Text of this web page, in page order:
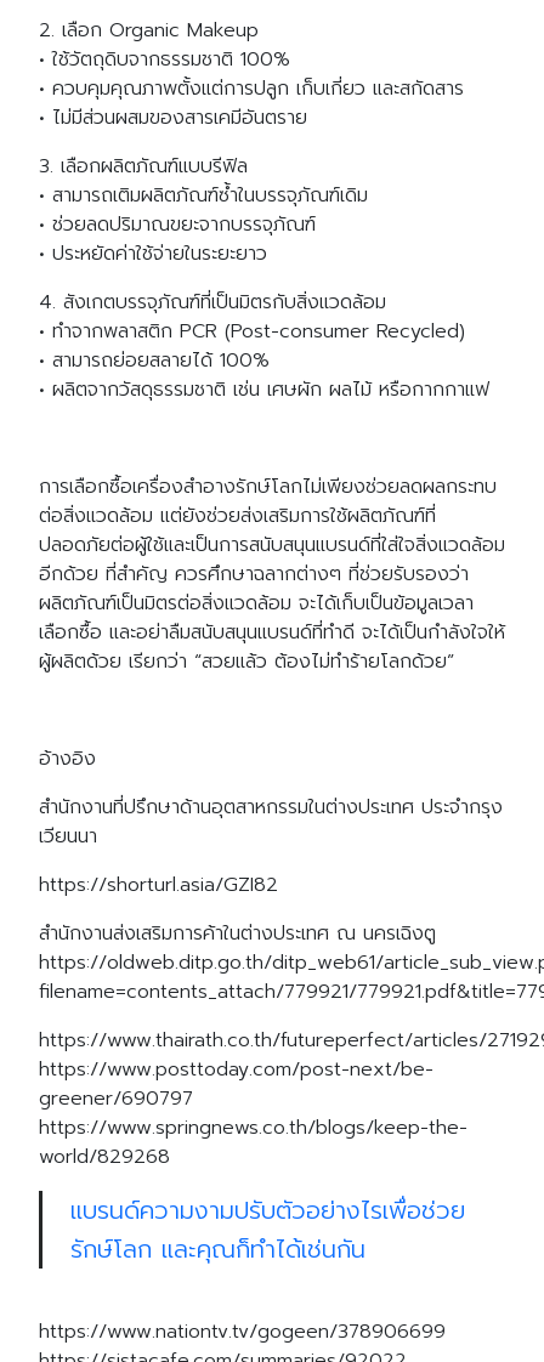
2. เลือก Organic Makeup
• ใช้วัตถุดิบจากธรรมชาติ 100%
• ควบคุมคุณภาพตั้งแต่การปลูก เก็บเกี่ยว และสกัดสาร
• ไม่มีส่วนผสมของสารเคมีอันตราย
3. เลือกผลิตภัณฑ์แบบรีฟิล
• สามารถเติมผลิตภัณฑ์ซ้ำในบรรจุภัณฑ์เดิม
• ช่วยลดปริมาณขยะจากบรรจุภัณฑ์
• ประหยัดค่าใช้จ่ายในระยะยาว
4. สังเกตบรรจุภัณฑ์ที่เป็นมิตรกับสิ่งแวดล้อม
• ทำจากพลาสติก PCR (Post-consumer Recycled)
• สามารถย่อยสลายได้ 100%
• ผลิตจากวัสดุธรรมชาติ เช่น เศษผัก ผลไม้ หรือกากกาแฟ
การเลือกซื้อเครื่องสำอางรักษ์โลกไม่เพียงช่วยลดผลกระทบ
ต่อสิ่งแวดล้อม แต่ยังช่วยส่งเสริมการใช้ผลิตภัณฑ์ที่
ปลอดภัยต่อผู้ใช้และเป็นการสนับสนุนแบรนด์ที่ใส่ใจสิ่งแวดล้อม
อีกด้วย ที่สำคัญ ควรศึกษาฉลากต่างๆ ที่ช่วยรับรองว่า
ผลิตภัณฑ์เป็นมิตรต่อสิ่งแวดล้อม จะได้เก็บเป็นข้อมูลเวลา
เลือกซื้อ และอย่าลืมสนับสนุนแบรนด์ที่ทำดี จะได้เป็นกำลังใจให้
ผู้ผลิตด้วย เรียกว่า “สวยแล้ว ต้องไม่ทำร้ายโลกด้วย”
อ้างอิง
สำนักงานที่ปรึกษาด้านอุตสาหกรรมในต่างประเทศ ประจำกรุง
เวียนนา
https://shorturl.asia/GZI82
สำนักงานส่งเสริมการค้าในต่างประเทศ ณ นครเฉิงตู
https://oldweb.ditp.go.th/ditp_web61/
filename=contents_attach/779921/
https://www.thairath.co.th/futureperfect/articles/
https://www.posttoday.com/post-next/be-
greener/690797
https://www.springnews.co.th/blogs/keep-the-
world/829268
แบรนด์ความงามปรับตัวอย่างไรเพื่อช่วย
รักษ์โลก และคุณก็ทำได้เช่นกัน
https://www.nationtv.tv/gogeen/378906699